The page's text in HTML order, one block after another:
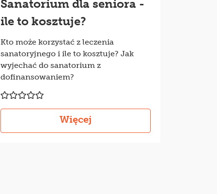
Sanatorium dla seniora -
ile to kosztuje?
Kto może korzystać z leczenia
sanatoryjnego i ile to kosztuje? Jak
wyjechać do sanatorium z
dofinansowaniem?
Więcej